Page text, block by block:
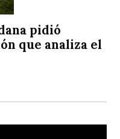
pidió
que analiza el